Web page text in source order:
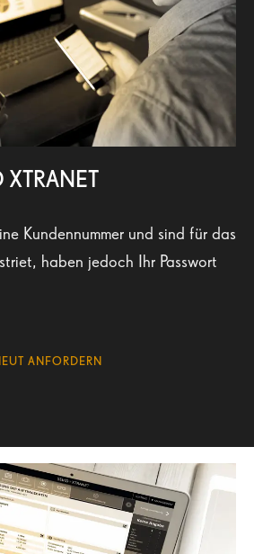
Kundennummer und sind für das
haben jedoch Ihr Passwort
ANFORDERN